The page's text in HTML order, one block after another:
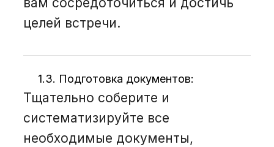
целей встречи.
1.3. Подготовка документов:
Тщательно соберите и
систематизируйте все
необходимые документы,